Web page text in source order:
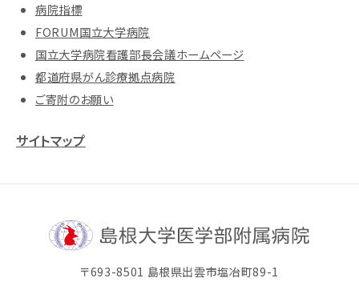
病院指標
FORUM国立大学病院
国立大学病院看護部長会議ホームページ
都道府県がん診療拠点病院
ご寄附のお願い
サイトマップ
〒693-8501 島根県出雲市塩冶町89-1